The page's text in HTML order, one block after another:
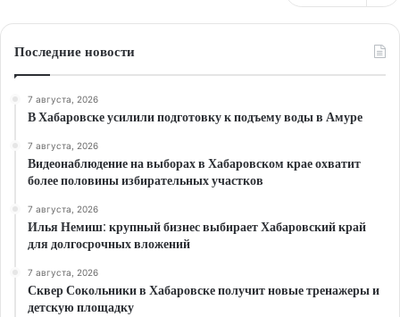
Последние новости
7 августа, 2026
В Хабаровске усилили подготовку к подъему воды в Амуре
7 августа, 2026
Видеонаблюдение на выборах в Хабаровском крае охватит
более половины избирательных участков
7 августа, 2026
Илья Немиш: крупный бизнес выбирает Хабаровский край
для долгосрочных вложений
7 августа, 2026
Сквер Сокольники в Хабаровске получит новые тренажеры и
детскую площадку